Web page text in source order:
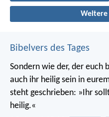
Weitere
Bibelvers des Tages
Sondern wie der, der euch
auch ihr heilig sein in
steht geschrieben: »Ihr
heilig.«